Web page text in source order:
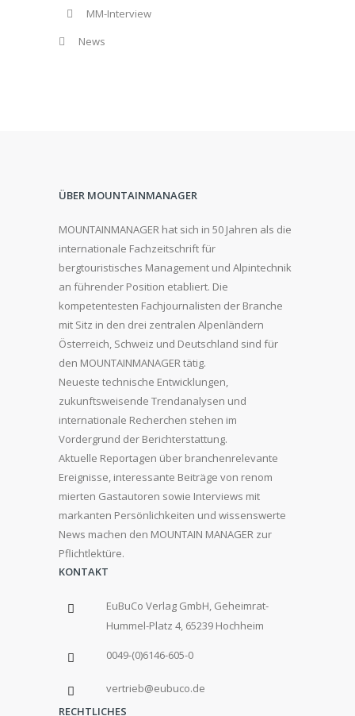
MM-Interview
News
ÜBER MOUNTAINMANAGER
MOUNTAINMANAGER hat sich in 50 Jahren als die
internationale Fachzeitschrift für
bergtouristisches Management und Alpintechnik
an führender Position etabliert. Die
kompetentesten Fachjournalisten der Branche
mit Sitz in den drei zentralen Alpenländern
Österreich, Schweiz und Deutschland sind für
den MOUNTAINMANAGER tätig.
Neueste technische Entwicklungen,
zukunftsweisende Trendanalysen und
internationale Recherchen stehen im
Vordergrund der Berichterstattung.
Aktuelle Reportagen über branchenrelevante
Ereignisse, interessante Beiträge von renom
mierten Gastautoren sowie Interviews mit
markanten Persönlichkeiten und wissenswerte
News machen den MOUNTAIN MANAGER zur
Pflichtlektüre.
KONTAKT
EuBuCo Verlag GmbH, Geheimrat-
Hummel-Platz 4, 65239 Hochheim
0049-(0)6146-605-0
vertrieb@eubuco.de
RECHTLICHES